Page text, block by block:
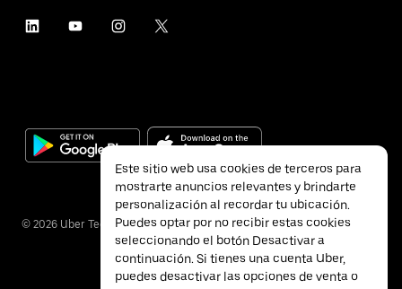
© 2026 Uber Technologies Inc.
Este sitio web usa cookies de terceros para
mostrarte anuncios relevantes y brindarte
personalización al recordar tu ubicación.
Puedes optar por no recibir estas cookies
seleccionando el botón Desactivar a
continuación. Si tienes una cuenta Uber,
puedes desactivar las opciones de venta o